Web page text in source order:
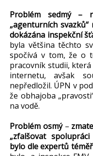
Problém sedmý
–
„agenturních
dokázána inspekční
byla většina těchto
spočívá v tom, že o
pracovník studii,
internetu, avšak
nepředložil. ÚPN v
že obhajoba
na vodě.
Problém osmý –
„zfalšovat
bylo dle expertů